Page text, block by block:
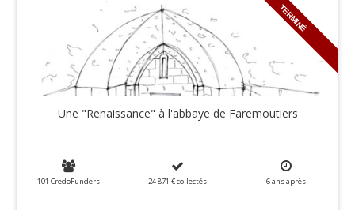
TERMINÉ
Une "Renaissance" à l'abbaye de Faremoutiers
101 CredoFunders 24 871 €collectés 6ansaprès